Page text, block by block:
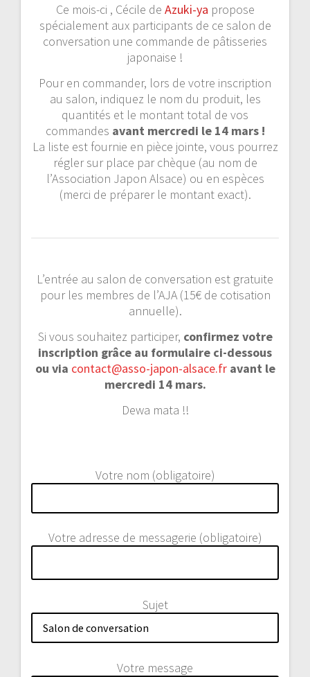
Ce mois-ci , Cécile de Azuki-ya propose
spécialement aux participants de ce salon de
conversation une commande de pâtisseries
japonaise !
Pour en commander, lors de votre inscription
au salon, indiquez le nom du produit, les
quantités et le montant total de vos
commandes avant mercredi le 14 mars !
La liste est fournie en pièce jointe, vous pourrez
régler sur place par chèque (au nom de
l’Association Japon Alsace) ou en espèces
(merci de préparer le montant exact).
L’entrée au salon de conversation est gratuite
pour les membres de l’AJA (15€ de cotisation
annuelle).
Si vous souhaitez participer, confirmez votre
inscription grâce au formulaire ci-dessous
ou via contact@asso-japon-alsace.fravant le
mercredi 14 mars.
Dewa mata !!
Votre nom (obligatoire)
Votre adresse de messagerie (obligatoire)
Sujet
Votre message